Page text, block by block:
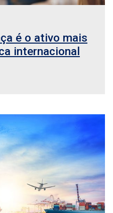
é o ativo mais
internacional